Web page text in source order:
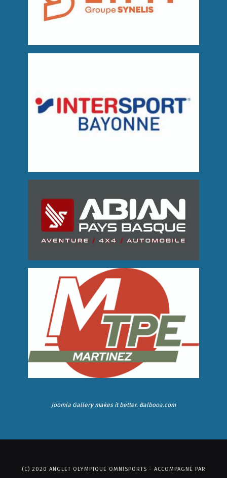
Joomla Gallerymakes it better. Balbooa.com
(C) 2020 ANGLET OLYMPIQUE OMNISPORTS - ACCOMPAGNÉ PAR